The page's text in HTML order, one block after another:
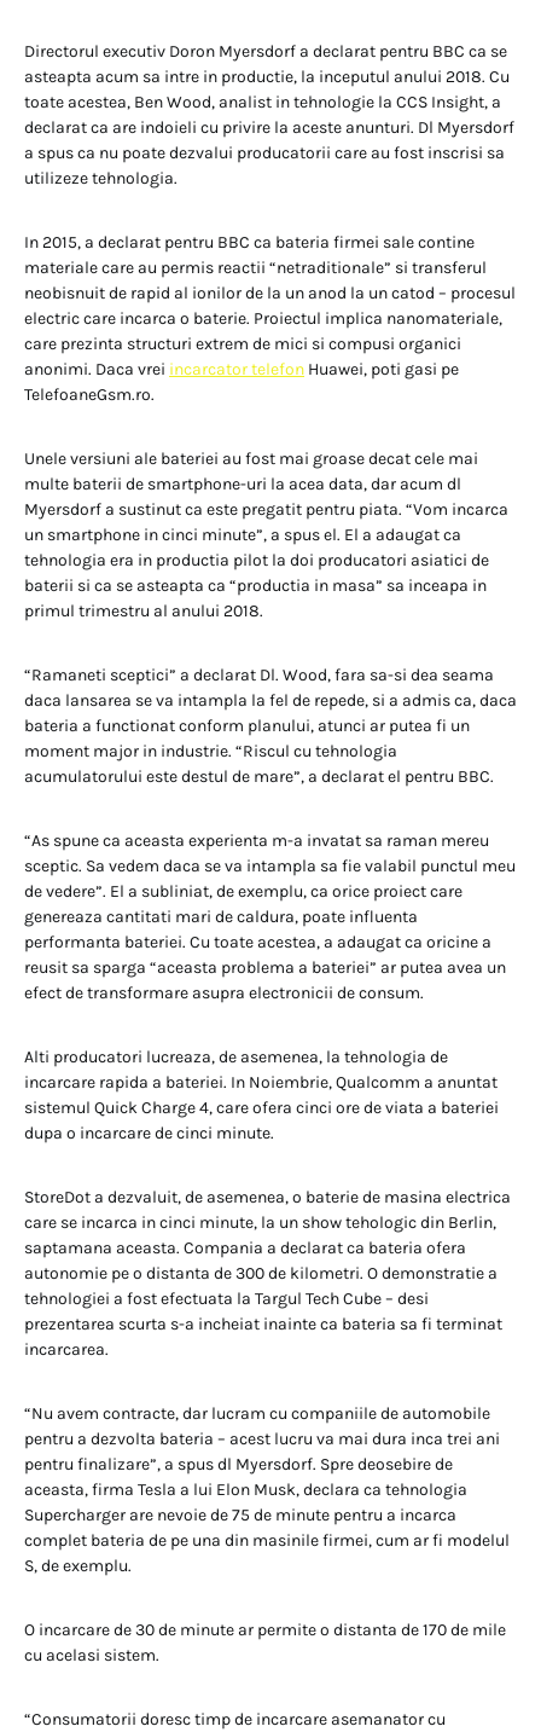
Directorul executiv Doron Myersdorf a declarat pentru BBC ca se
asteapta acum sa intre in productie, la inceputul anului 2018. Cu
toate acestea, Ben Wood, analist in tehnologie la CCS Insight, a
declarat ca are indoieli cu privire la aceste anunturi. Dl Myersdorf
a spus ca nu poate dezvalui producatorii care au fost inscrisi sa
utilizeze tehnologia.
In 2015, a declarat pentru BBC ca bateria firmei sale contine
materiale care au permis reactii “netraditionale” si transferul
neobisnuit de rapid al ionilor de la un anod la un catod – procesul
electric care incarca o baterie. Proiectul implica nanomateriale,
care prezinta structuri extrem de mici si compusi organici
anonimi. Daca vrei incarcator telefon Huawei, poti gasi pe
TelefoaneGsm.ro.
Unele versiuni ale bateriei au fost mai groase decat cele mai
multe baterii de smartphone-uri la acea data, dar acum dl
Myersdorf a sustinut ca este pregatit pentru piata. “Vom incarca
un smartphone in cinci minute”, a spus el. El a adaugat ca
tehnologia era in productia pilot la doi producatori asiatici de
baterii si ca se asteapta ca “productia in masa” sa inceapa in
primul trimestru al anului 2018.
“Ramaneti sceptici” a declarat Dl. Wood, fara sa-si dea seama
daca lansarea se va intampla la fel de repede, si a admis ca, daca
bateria a functionat conform planului, atunci ar putea fi un
moment major in industrie. “Riscul cu tehnologia
acumulatorului este destul de mare”, a declarat el pentru BBC.
“As spune ca aceasta experienta m-a invatat sa raman mereu
sceptic. Sa vedem daca se va intampla sa fie valabil punctul meu
de vedere”. El a subliniat, de exemplu, ca orice proiect care
genereaza cantitati mari de caldura, poate influenta
performanta bateriei. Cu toate acestea, a adaugat ca oricine a
reusit sa sparga “aceasta problema a bateriei” ar putea avea un
efect de transformare asupra electronicii de consum.
Alti producatori lucreaza, de asemenea, la tehnologia de
incarcare rapida a bateriei. In Noiembrie, Qualcomm a anuntat
sistemul Quick Charge 4, care ofera cinci ore de viata a bateriei
dupa o incarcare de cinci minute.
StoreDot a dezvaluit, de asemenea, o baterie de masina electrica
care se incarca in cinci minute, la un show tehologic din Berlin,
saptamana aceasta. Compania a declarat ca bateria ofera
autonomie pe o distanta de 300 de kilometri. O demonstratie a
tehnologiei a fost efectuata la Targul Tech Cube – desi
prezentarea scurta s-a incheiat inainte ca bateria sa fi terminat
incarcarea.
“Nu avem contracte, dar lucram cu companiile de automobile
pentru a dezvolta bateria – acest lucru va mai dura inca trei ani
pentru finalizare”, a spus dl Myersdorf. Spre deosebire de
aceasta, firma Tesla a lui Elon Musk, declara ca tehnologia
Supercharger are nevoie de 75 de minute pentru a incarca
complet bateria de pe una din masinile firmei, cum ar fi modelul
S, de exemplu.
O incarcare de 30 de minute ar permite o distanta de 170 de mile
cu acelasi sistem.
“Consumatorii doresc timp de incarcare asemanator cu